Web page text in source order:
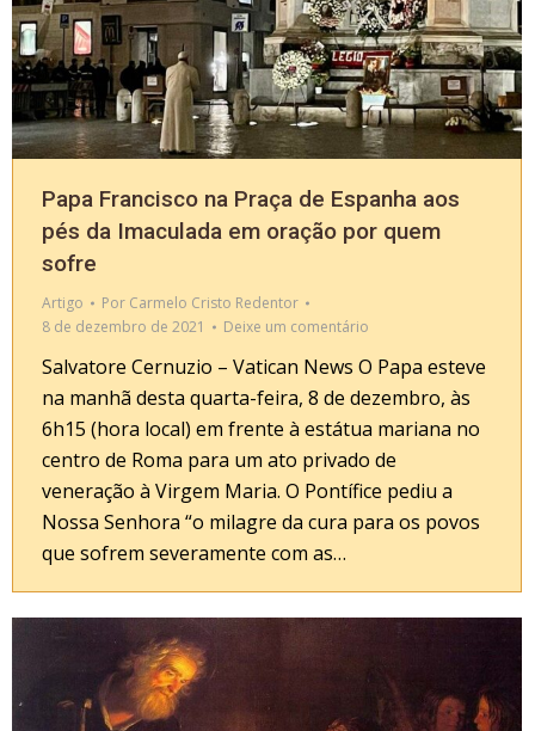
Papa Francisco na Praça de Espanha aos
pés da Imaculada em oração por quem
sofre
Artigo Por Carmelo Cristo Redentor
8 de dezembro de 2021
Deixe um comentário
Salvatore Cernuzio – Vatican News O Papa esteve
na manhã desta quarta-feira, 8 de dezembro, às
6h15 (hora local) em frente à estátua mariana no
centro de Roma para um ato privado de
veneração à Virgem Maria. O Pontífice pediu a
Nossa Senhora “o milagre da cura para os povos
que sofrem severamente com as…